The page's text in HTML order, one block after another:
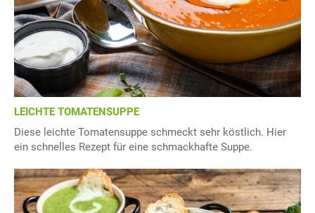
LEICHTE TOMATENSUPPE
Diese leichte Tomatensuppe schmeckt sehr köstlich. Hier
ein schnelles Rezept für eine schmackhafte Suppe.